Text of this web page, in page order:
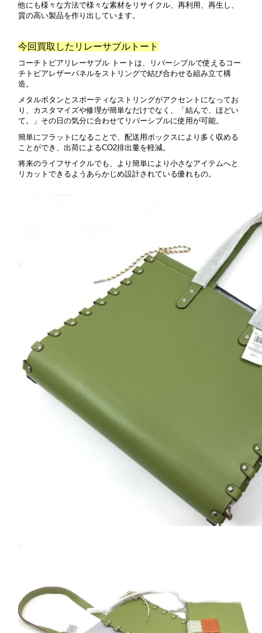
他にも様々な方法で様々な素材をリサイクル、再利用、再生し、
質の高い製品を作り出しています。
今回買取したリレーサブルトート
コーチトピアリレーサブル トートは、リバーシブルで使えるコー
チトピアレザーパネルをストリングで結び合わせる組み立て構
造。
メタルボタンとスポーティなストリングがアクセントになってお
り、カスタマイズや修理が簡単なだけでなく、「結んで、ほどい
て。」その日の気分に合わせてリバーシブルに使用が可能。
簡単にフラットになることで、配送用ボックスにより多く収める
ことができ、出荷によるCO2排出量を軽減。
将来のライフサイクルでも、より簡単により小さなアイテムへと
リカットできるようあらかじめ設計されている優れもの。